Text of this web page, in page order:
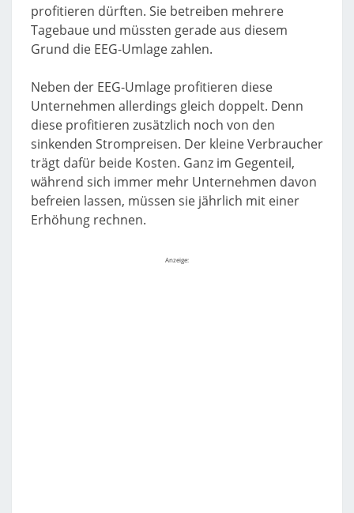
profitieren dürften. Sie betreiben mehrere
Tagebaue und müssten gerade aus diesem
Grund die EEG-Umlage zahlen.
Neben der EEG-Umlage profitieren diese
Unternehmen allerdings gleich doppelt. Denn
diese profitieren zusätzlich noch von den
sinkenden Strompreisen. Der kleine Verbraucher
trägt dafür beide Kosten. Ganz im Gegenteil,
während sich immer mehr Unternehmen davon
befreien lassen, müssen sie jährlich mit einer
Erhöhung rechnen.
Anzeige: